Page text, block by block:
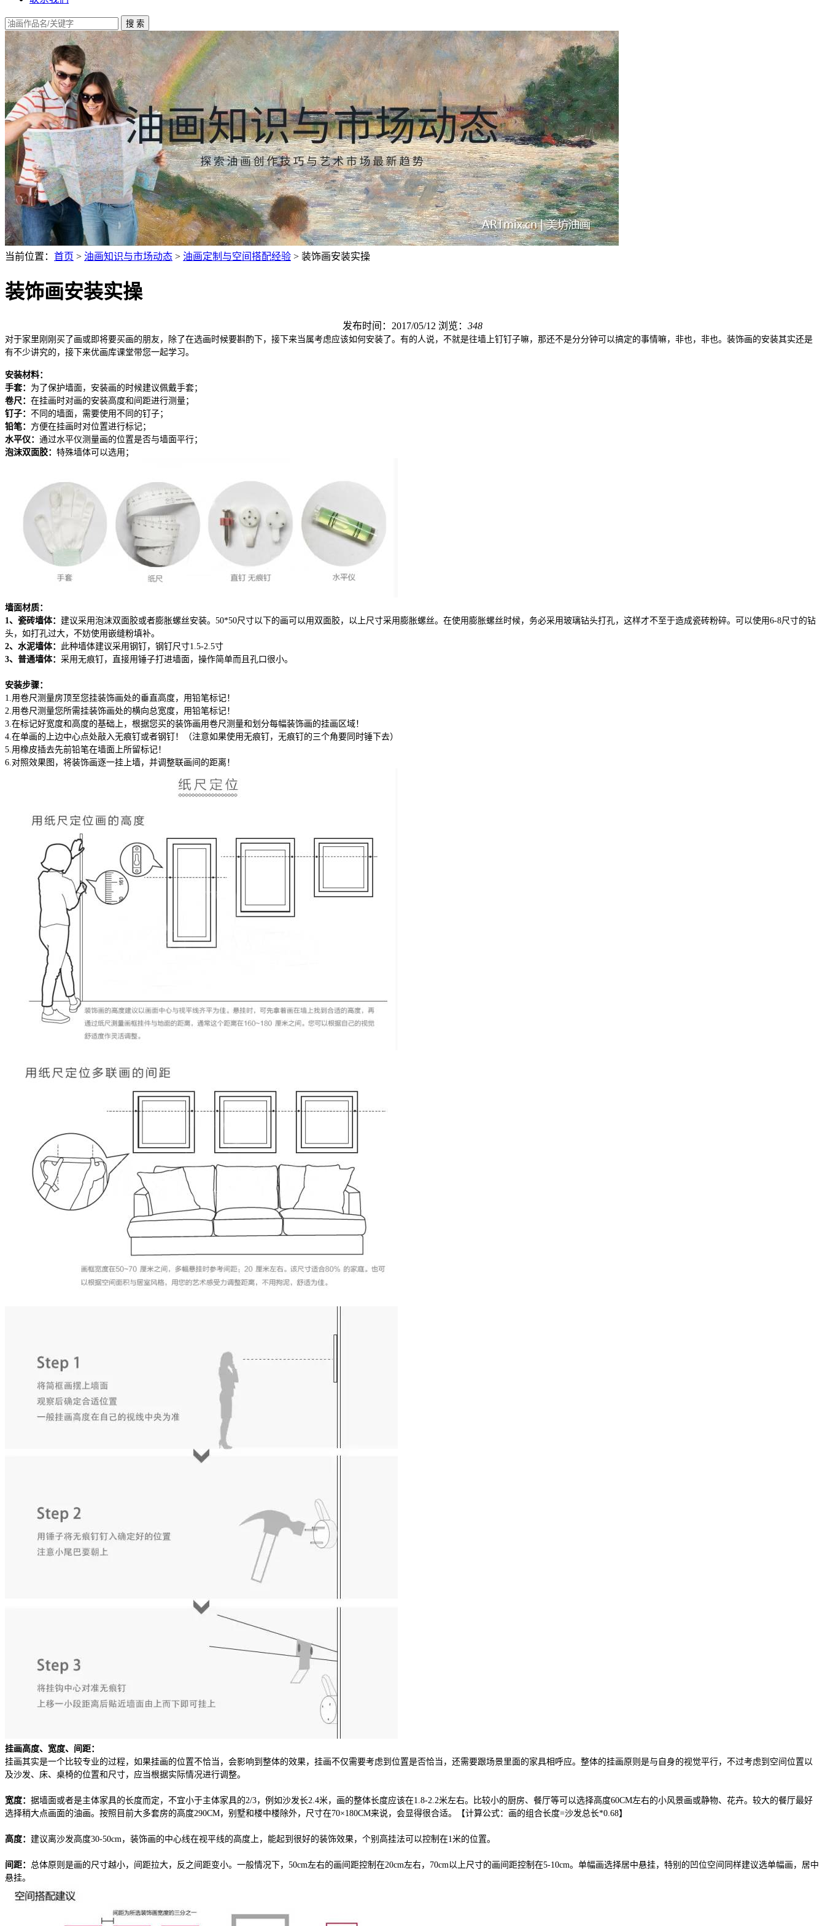
当前位置： 首页 > 油画知识与市场动态 > 油画定制与空间搭配经验 > 装饰画安装实操
装饰画安装实操
发布时间：2017/05/12 浏览： 348
对于家里刚刚买了画或即将要买画的朋友，除了在选画时候要斟酌下，接下来当属考虑应该如何安装了。有的人说，不就是往墙上钉钉子嘛，那还不是分分钟可以搞定的事情嘛，非也，非也。 装饰画的安装其实还是
有不少讲究的，接下来优画库课堂带您一起学习。
安装材料：
手套： 为了保护墙面，安装画的时候建议佩戴手套；
卷尺： 在挂画时对画的安装高度和间距进行测量；
钉子： 不同的墙面，需要使用不同的钉子；
铅笔： 方便在挂画时对位置进行标记；
水平仪： 通过水平仪测量画的位置是否与墙面平行；
泡沫双面胶： 特殊墙体可以选用；
墙面材质：
1、瓷砖墙体： 建议采用泡沫双面胶或者膨胀螺丝安装。50*50尺寸以下的画可以用双面胶，以上尺寸采用膨胀螺丝。在使用膨胀螺丝时候，务必采用玻璃钻头打孔，这样才不至于造成瓷砖粉碎。可以使用6-8尺寸的钻
头，如打孔过大，不妨使用嵌缝粉填补。
2、水泥墙体： 此种墙体建议采用钢钉，钢钉尺寸1.5-2.5寸
3、普通墙体： 采用无痕钉，直接用锤子打进墙面，操作简单而且孔口很小。
安装步骤：
1.用卷尺测量房顶至您挂装饰画处的垂直高度，用铅笔标记！
2.用卷尺测量您所需挂装饰画处的横向总宽度，用铅笔标记！
3.在标记好宽度和高度的基础上，根据您买的装饰画用卷尺测量和划分每幅装饰画的挂画区域！
4.在单画的上边中心点处敲入无痕钉或者钢钉！（注意如果使用无痕钉，无痕钉的三个角要同时锤下去）
5.用橡皮插去先前铅笔在墙面上所留标记！
6.对照效果图，将装饰画逐一挂上墙，并调整联画间的距离！
挂画高度、宽度、间距：
挂画其实是一个比较专业的过程，如果挂画的位置不恰当，会影响到整体的效果，挂画不仅需要考虑到位置是否恰当，还需要跟场景里面的家具相呼应。整体的挂画原则是与自身的视觉平行，不过考虑到空间位置以
及沙发、床、桌椅的位置和尺寸，应当根据实际情况进行调整。
宽度： 据墙面或者是主体家具的长度而定，不宜小于主体家具的2/3，例如沙发长2.4米，画的整体长度应该在1.8-2.2米左右。比较小的厨房、餐厅等可以选择高度60CM左右的小风景画或静物、花卉。较大的餐厅最好
选择稍大点画面的油画。按照目前大多套房的高度290CM，别墅和楼中楼除外，尺寸在70×180CM来说，会显得很合适。【计算公式：画的组合长度=沙发总长*0.68】
高度： 建议离沙发高度30-50cm，装饰画的中心线在视平线的高度上，能起到很好的装饰效果，个别高挂法可以控制在1米的位置。
间距： 总体原则是画的尺寸越小，间距拉大，反之间距变小。一般情况下，50cm左右的画间距控制在20cm左右，70cm以上尺寸的画间距控制在5-10cm。单幅画选择居中悬挂，特别的凹位空间同样建议选单幅画，居中
悬挂。